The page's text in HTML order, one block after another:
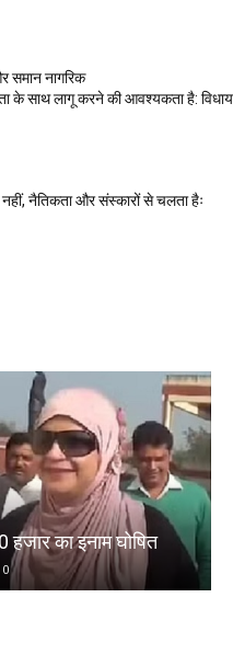
समान नागरिक
के साथ लागू करने की आवश्यकता है:
नैतिकता और संस्कारों से चलता हैः
का इनाम घोषित
0